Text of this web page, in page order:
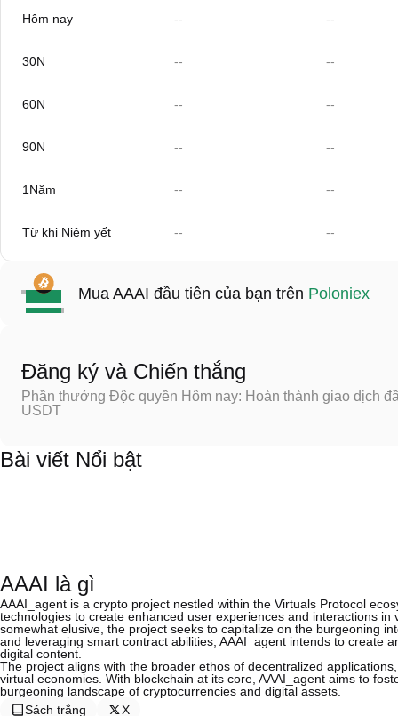
Hôm nay -- --
30N -- --
60N -- --
90N -- --
1Năm -- --
Từ khi Niêm yết -- --
Mua AAAI đầu tiên của bạn trên Poloniex
Đăng ký và Chiến thắng
Phần thưởng Độc quyền Hôm nay: Hoàn thành giao dịch
USDT
Bài viết Nổi bật
AAAI là gì
AAAI_agent is a crypto project nestled within the Virtuals Protocol
technologies to create enhanced user experiences and interactions
somewhat elusive, the project seeks to capitalize on the burgeoning
and leveraging smart contract abilities, AAAI_agent intends to create
digital content.
The project aligns with the broader ethos of decentralized
virtual economies. With blockchain at its core, AAAI_agent aims to
burgeoning landscape of cryptocurrencies and digital assets.
Sách trắng
X